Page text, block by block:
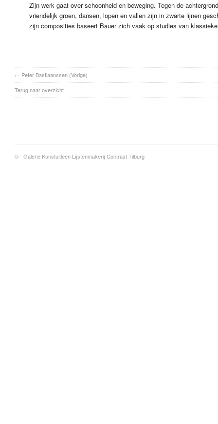
Zijn werk gaat over schoonheid en beweging. Tegen de
vriendelijk groen, dansen, lopen en vallen zijn in zwarte lijnen
zijn composities baseert Bauer zich vaak op studies van
← Peter Bastiaanssen (Vorige)
Terug naar overzicht
© - Galerie Kunstuitleen Lijstenmakerij Contrast Tilburg